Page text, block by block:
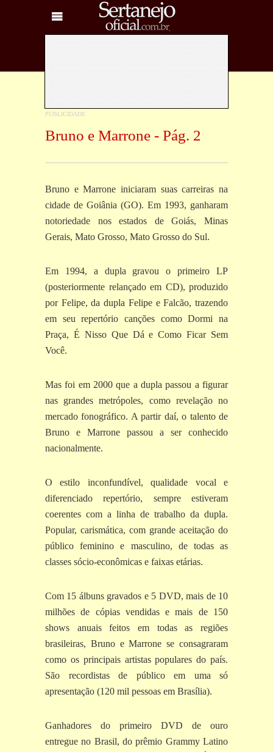
Bruno e Marrone - Pág. 2
Bruno e Marrone iniciaram suas carreiras na
cidade de Goiânia (GO). Em 1993, ganharam
notoriedade nos estados de Goiás, Minas
Gerais, Mato Grosso, Mato Grosso do Sul.
Em 1994, a dupla gravou o primeiro LP
(posteriormente relançado em CD), produzido
por Felipe, da dupla Felipe e Falcão, trazendo
em seu repertório canções como Dormi na
Praça, É Nisso Que Dá e Como Ficar Sem
Você.
Mas foi em 2000 que a dupla passou a figurar
nas grandes metrópoles, como revelação no
mercado fonográfico. A partir daí, o talento de
Bruno e Marrone passou a ser conhecido
nacionalmente.
O estilo inconfundível, qualidade vocal e
diferenciado repertório, sempre estiveram
coerentes com a linha de trabalho da dupla.
Popular, carismática, com grande aceitação do
público feminino e masculino, de todas as
classes sócio-econômicas e faixas etárias.
Com 15 álbuns gravados e 5 DVD, mais de 10
milhões de cópias vendidas e mais de 150
shows anuais feitos em todas as regiões
brasileiras, Bruno e Marrone se consagraram
como os principais artistas populares do país.
São recordistas de público em uma só
apresentação (120 mil pessoas em Brasília).
Ganhadores do primeiro DVD de ouro
entregue no Brasil, do prêmio Grammy Latino